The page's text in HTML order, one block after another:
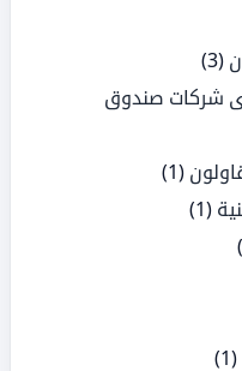
(3)
شركات صندوق
(1)
(1)
(1)